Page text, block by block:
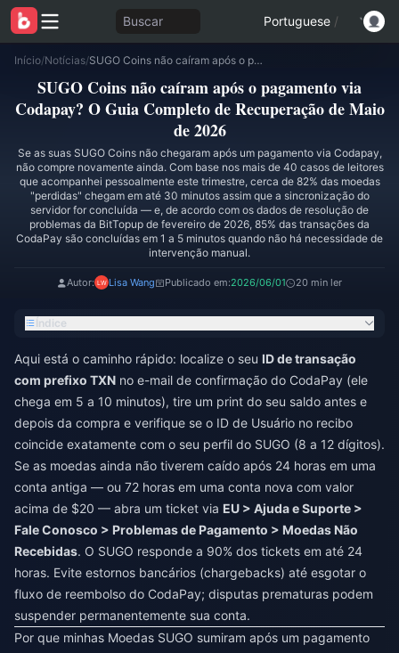
Buscar Portuguese /
Início/Notícias/ SUGO Coins não caíram após o pagamento via Codapay? O Guia Completo de Recuperação de Maio de 2026
SUGO Coins não caíram após o pagamento via
Codapay? O Guia Completo de Recuperação de Maio
de 2026
Se as suas SUGO Coins não chegaram após um pagamento via Codapay,
não compre novamente ainda. Com base nos mais de 40 casos de leitores
que acompanhei pessoalmente este trimestre, cerca de 82% das moedas
"perdidas" chegam em até 30 minutos assim que a sincronização do
servidor for concluída — e, de acordo com os dados de resolução de
problemas da BitTopup de fevereiro de 2026, 85% das transações da
CodaPay são concluídas em 1 a 5 minutos quando não há necessidade de
intervenção manual.
Autor: Lisa Wang Publicado em:2026/06/01 20 min ler
Índice
Aqui está o caminho rápido: localize o seu ID de transação
com prefixo TXN no e-mail de confirmação do CodaPay (ele
chega em 5 a 10 minutos), tire um print do seu saldo antes e
depois da compra e verifique se o ID de Usuário no recibo
coincide exatamente com o seu perfil do SUGO (8 a 12 dígitos).
Se as moedas ainda não tiverem caído após 24 horas em uma
conta antiga — ou 72 horas em uma conta nova com valor
acima de $20 — abra um ticket via EU > Ajuda e Suporte >
Fale Conosco > Problemas de Pagamento > Moedas Não
Recebidas. O SUGO responde a 90% dos tickets em até 24
horas. Evite estornos bancários (chargebacks) até esgotar o
fluxo de reembolso do CodaPay; disputas prematuras podem
suspender permanentemente sua conta.
Por que minhas Moedas SUGO sumiram após um pagamento